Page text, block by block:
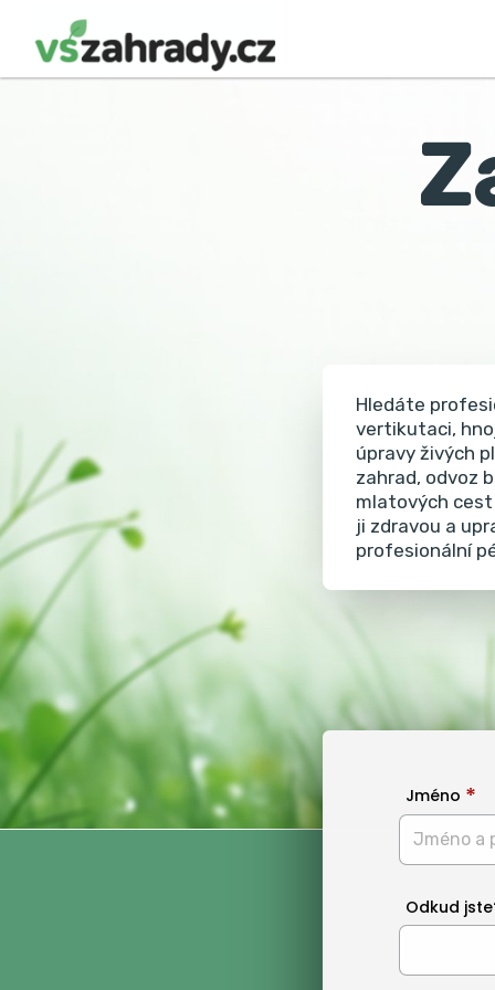
Hledáte
vertikutaci,
úpravy živých
zahrad, odvoz
mlatových cest
ji zdravou a
profesionální
Jméno
Odkud